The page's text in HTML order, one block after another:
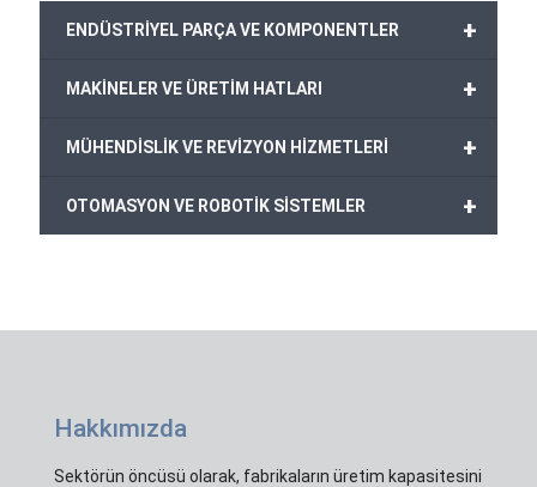
+
ENDÜSTRİYEL PARÇA VE KOMPONENTLER
+
MAKİNELER VE ÜRETİM HATLARI
+
MÜHENDİSLİK VE REVİZYON HİZMETLERİ
+
OTOMASYON VE ROBOTİK SİSTEMLER
Hakkımızda
Sektörün öncüsü olarak, fabrikaların üretim kapasitesini